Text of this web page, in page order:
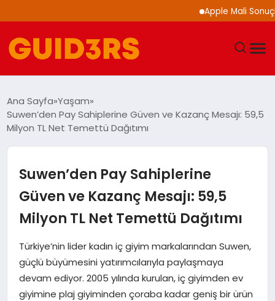
Apple Mali Sonuçlarını
YAŞAM
SAĞLIK
EKONOMI
MAGAZIN
Ana Sayfa Yaşam
Suwen’den Pay Sahiplerine Güven ve Kazanç Mesajı: 59,5
Milyon TL Net Temettü Dağıtımı
Suwen’den Pay Sahiplerine
Güven ve Kazanç Mesajı: 59,5
Milyon TL Net Temettü Dağıtımı
Türkiye’nin lider kadın iç giyim markalarından Suwen,
güçlü büyümesini yatırımcılarıyla paylaşmaya
devam ediyor. 2005 yılında kurulan, iç giyimden ev
giyimine plaj giyiminden çoraba kadar geniş bir ürün